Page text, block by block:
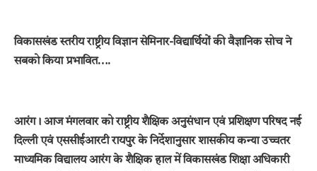
विकासखंड स्तरीय राष्ट्रीय विज्ञान सेमिनार-विद्यार्थियों की वैज्ञानिक सोच ने
सबको किया प्रभावित….
आरंग। आज मंगलवार को राष्ट्रीय शैक्षिक अनुसंधान एवं प्रशिक्षण परिषद नई
दिल्ली एवं एससीईआरटी रायपुर के निर्देशानुसार शासकीय कन्या उच्चतर
माध्यमिक विद्यालय आरंग के शैक्षिक हाल में विकासखंड शिक्षा अधिकारी